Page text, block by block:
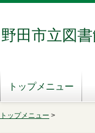
野田市立図
トップメニュー
トップメニュー >